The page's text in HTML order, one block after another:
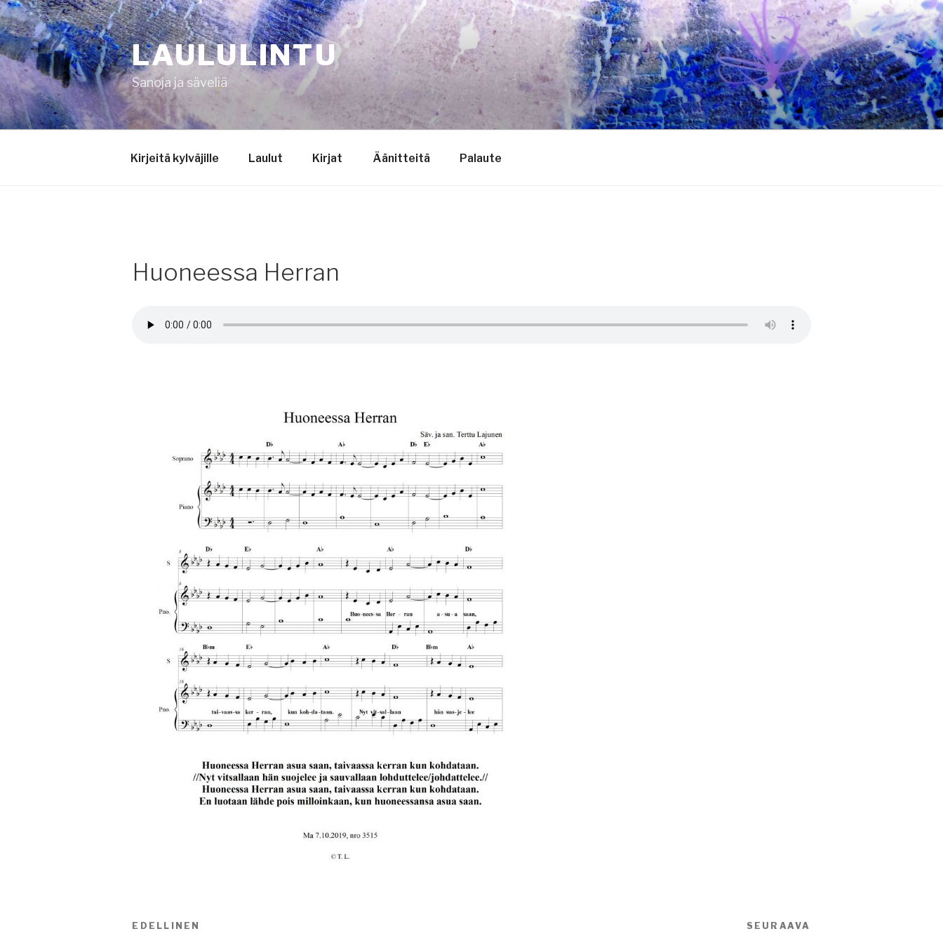
Siirry
sisältöön
LAULULINTU
Sanoja ja säveliä
Kirjeitä kylväjille Laulut Kirjat Äänitteitä Palaute
Huoneessa Herran
Artikkelien
Edellinen
EDELLINEN SEURAAVA